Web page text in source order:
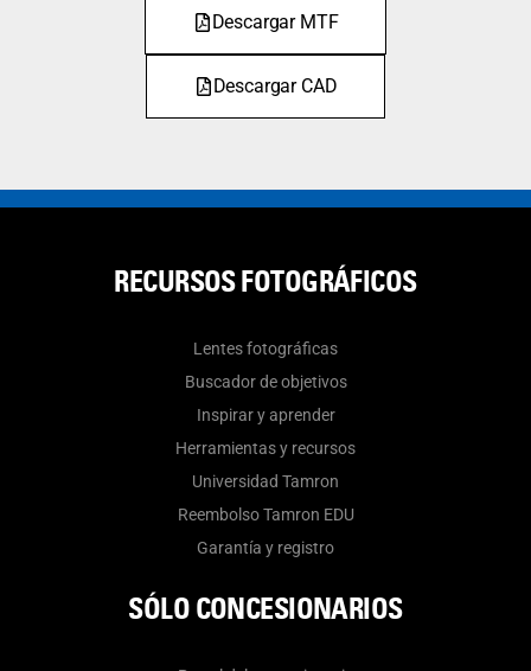
Descargar MTF
Descargar CAD
RECURSOS FOTOGRÁFICOS
Lentes fotográficas
Buscador de objetivos
Inspirar y aprender
Herramientas y recursos
Universidad Tamron
Reembolso Tamron EDU
Garantía y registro
SÓLO CONCESIONARIOS